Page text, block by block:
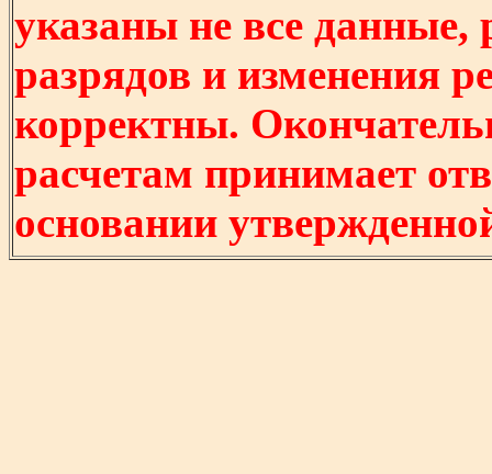
указаны не все
разрядов и изменения
корректны.
расчетам принимает
основании